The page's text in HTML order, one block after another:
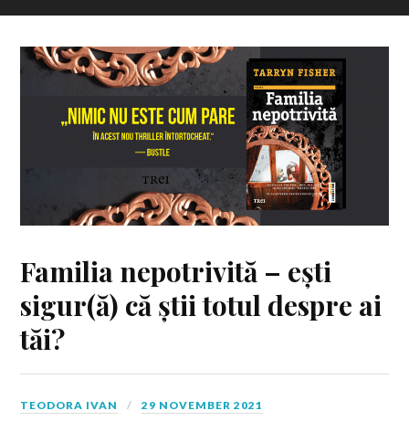
Familia nepotrivită – ești
sigur(ă) că știi totul despre ai
tăi?
TEODORA IVAN 29 NOVEMBER 2021